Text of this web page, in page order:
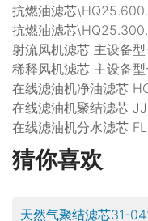
抗燃油滤芯
抗燃油滤芯
射流风机滤芯 主设备
稀释风机滤芯 主设备
在线滤油机净油滤芯
在线滤油机聚结滤芯
在线滤油机分水滤芯
猜你喜欢
天然气聚结滤芯31-